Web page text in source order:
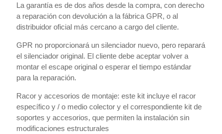
La garantía es de dos años desde la compra, con derecho
a reparación con devolución a la fábrica GPR, o al
distribuidor oficial más cercano a cargo del cliente.
GPR no proporcionará un silenciador nuevo, pero reparará
el silenciador original. El cliente debe aceptar volver a
montar el escape original o esperar el tiempo estándar
para la reparación.
Racor y accesorios de montaje: este kit incluye el racor
específico y / o medio colector y el correspondiente kit de
soportes y accesorios, que permiten la instalación sin
modificaciones estructurales